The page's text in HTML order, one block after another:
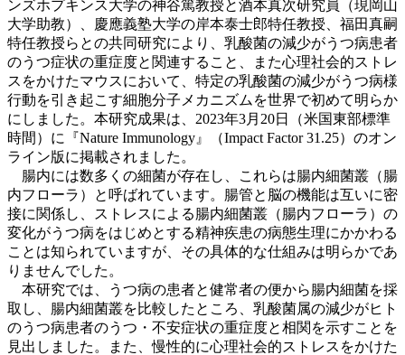
ンズホプキンス大学の神谷篤教授と酒本真次研究員（現岡山
大学助教）、慶應義塾大学の岸本泰士郎特任教授、福田真嗣
特任教授らとの共同研究により、乳酸菌の減少がうつ病患者
のうつ症状の重症度と関連すること、また心理社会的ストレ
スをかけたマウスにおいて、特定の乳酸菌の減少がうつ病様
行動を引き起こす細胞分子メカニズムを世界で初めて明らか
にしました。本研究成果は、2023年3月20日（米国東部標準
時間）に『Nature Immunology』（Impact Factor 31.25）のオン
ライン版に掲載されました。
腸内には数多くの細菌が存在し、これらは腸内細菌叢（腸
内フローラ）と呼ばれています。腸管と脳の機能は互いに密
接に関係し、ストレスによる腸内細菌叢（腸内フローラ）の
変化がうつ病をはじめとする精神疾患の病態生理にかかわる
ことは知られていますが、その具体的な仕組みは明らかであ
りませんでした。
本研究では、うつ病の患者と健常者の便から腸内細菌を採
取し、腸内細菌叢を比較したところ、乳酸菌属の減少がヒト
のうつ病患者のうつ・不安症状の重症度と相関を示すことを
見出しました。また、慢性的に心理社会的ストレスをかけた